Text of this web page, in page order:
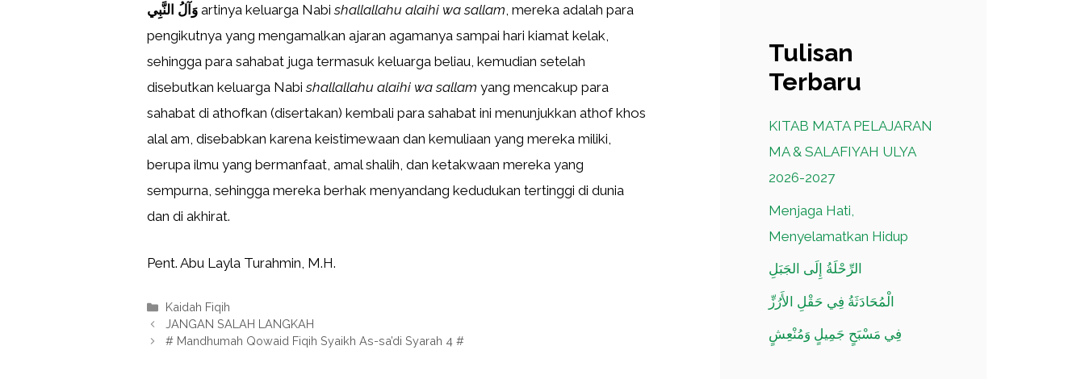
وَآلُ النَّبِي artinya keluarga Nabishallallahu alaihi wa sallam, mereka adalah para
pengikutnya yang mengamalkan ajaran agamanya sampai hari kiamat kelak,
sehingga para sahabat juga termasuk keluarga beliau, kemudian setelah
disebutkan keluarga Nabishallallahu alaihi wa sallam yang mencakup para
sahabat di athofkan (disertakan) kembali para sahabat ini menunjukkan athof khos
alal am, disebabkan karena keistimewaan dan kemuliaan yang mereka miliki,
berupa ilmu yang bermanfaat, amal shalih, dan ketakwaan mereka yang
sempurna, sehingga mereka berhak menyandang kedudukan tertinggi di dunia
dan di akhirat.
Pent. Abu Layla Turahmin, M.H.
Kategori
Kaidah Fiqih
JANGAN SALAH LANGKAH
# Mandhumah Qowaid Fiqih Syaikh As-sa’di Syarah 4 #
Tulisan
Terbaru
KITAB MATA PELAJARAN
MA & SALAFIYAH ULYA
2026-2027
Menjaga Hati,
Menyelamatkan Hidup
الرِّحْلَةُ إِلَى الجَبَلِ
الْمُحَادَثَةُ فِي حَقْلِ الأَرُزِّ
فِي مَسْبَحٍ جَمِيلٍ وَمُنْعِشٍ